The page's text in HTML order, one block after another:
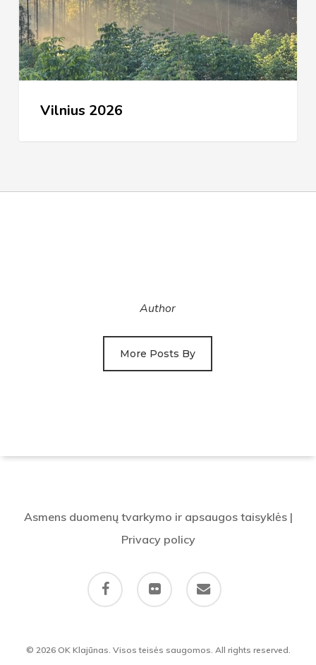
Vilnius 2026
Author
More Posts By
Asmens duomenų tvarkymo ir apsaugos taisyklės|
Privacy policy
facebook flickr email
© 2026 OK Klajūnas. Visos teisės saugomos. All rights reserved.